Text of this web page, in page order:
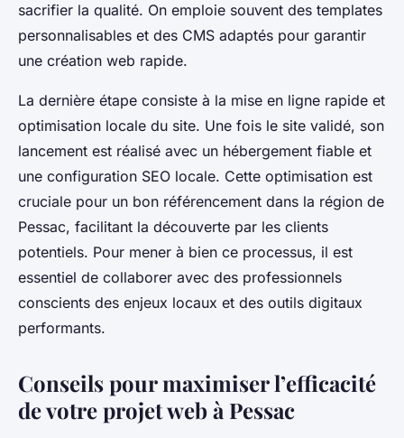
sacrifier la qualité. On emploie souvent des templates
personnalisables et des CMS adaptés pour garantir
une création web rapide.
La dernière étape consiste à la mise en ligne rapide et
optimisation locale du site. Une fois le site validé, son
lancement est réalisé avec un hébergement fiable et
une configuration SEO locale. Cette optimisation est
cruciale pour un bon référencement dans la région de
Pessac, facilitant la découverte par les clients
potentiels. Pour mener à bien ce processus, il est
essentiel de collaborer avec des professionnels
conscients des enjeux locaux et des outils digitaux
performants.
Conseils pour maximiser l’efficacité
de votre projet web à Pessac